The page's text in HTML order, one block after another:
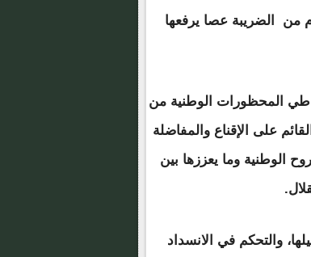
من الضريبة عصا يرفعها
المحظورات الوطنية من
على الإقناع والمفاضلة
الوطنية وما يعززها بين
والتحكم في الانسداد